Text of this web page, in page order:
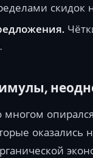
скидок
многом